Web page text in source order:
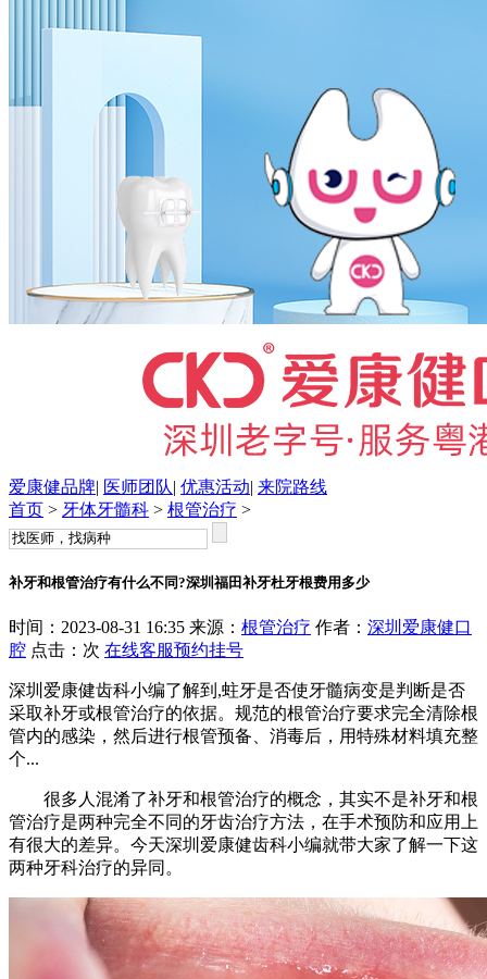
爱康健品牌| 医师团队| 优惠活动| 来院路线
首页 > 牙体牙髓科 > 根管治疗 >
补牙和根管治疗有什么不同?深圳福田补牙杜牙根费用多少
时间：2023-08-31 16:35 来源： 根管治疗 作者： 深圳爱康健口
腔 点击： 次 在线客服预约挂号
深圳爱康健齿科小编了解到,蛀牙是否使牙髓病变是判断是否
采取补牙或根管治疗的依据。规范的根管治疗要求完全清除根
管内的感染，然后进行根管预备、消毒后，用特殊材料填充整
个...
很多人混淆了补牙和根管治疗的概念，其实不是补牙和根
管治疗是两种完全不同的牙齿治疗方法，在手术预防和应用上
有很大的差异。今天深圳爱康健齿科小编就带大家了解一下这
两种牙科治疗的异同。